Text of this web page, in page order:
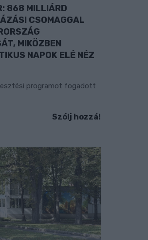
868 MILLIÁRD
CSOMAGGAL
MIKÖZBEN
NAPOK ELÉ NÉZ
programot fogadott
Szólj hozzá!